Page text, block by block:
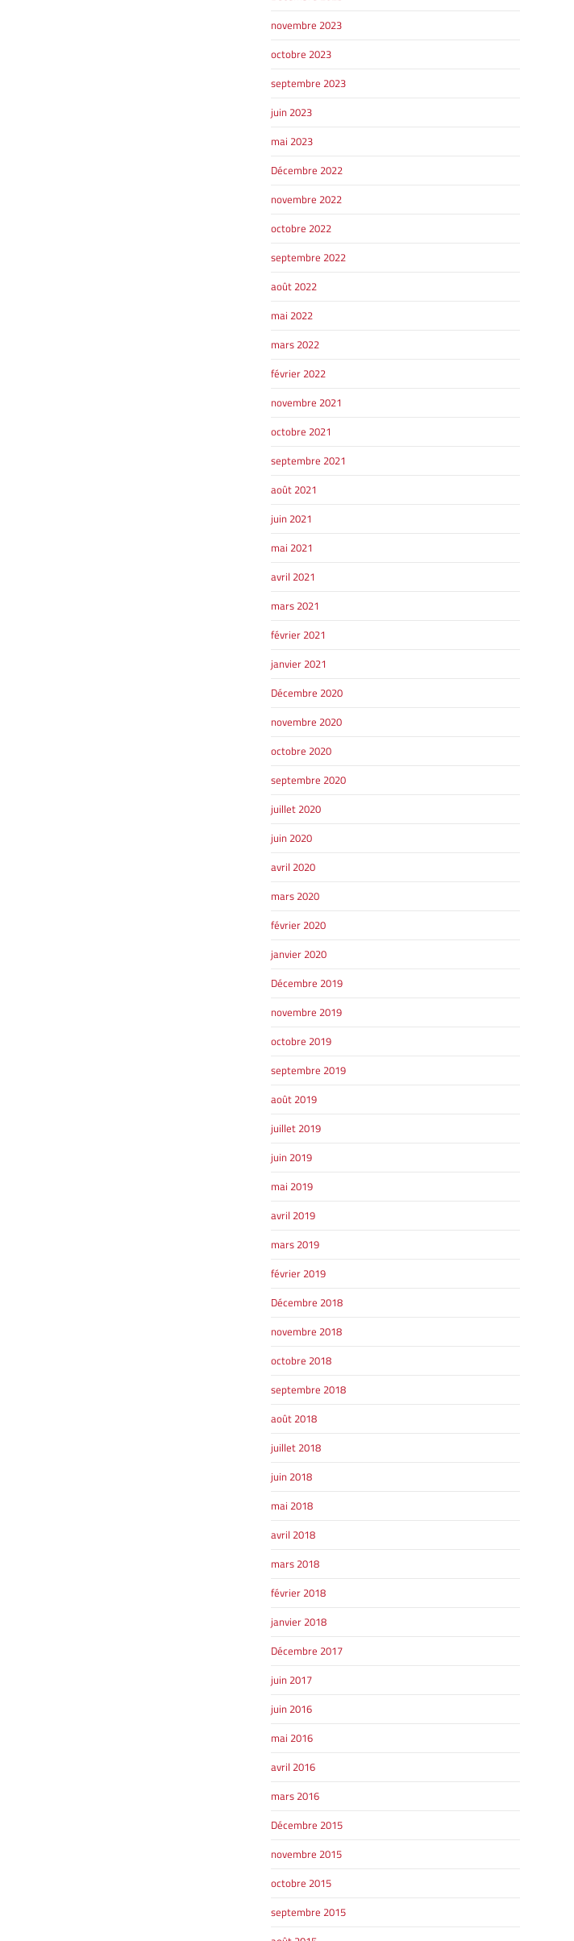
novembre 2023
octobre 2023
septembre 2023
juin 2023
mai 2023
Décembre 2022
novembre 2022
octobre 2022
septembre 2022
août 2022
mai 2022
mars 2022
février 2022
novembre 2021
octobre 2021
septembre 2021
août 2021
juin 2021
mai 2021
avril 2021
mars 2021
février 2021
janvier 2021
Décembre 2020
novembre 2020
octobre 2020
septembre 2020
juillet 2020
juin 2020
avril 2020
mars 2020
février 2020
janvier 2020
Décembre 2019
novembre 2019
octobre 2019
septembre 2019
août 2019
juillet 2019
juin 2019
mai 2019
avril 2019
mars 2019
février 2019
Décembre 2018
novembre 2018
octobre 2018
septembre 2018
août 2018
juillet 2018
juin 2018
mai 2018
avril 2018
mars 2018
février 2018
janvier 2018
Décembre 2017
juin 2017
juin 2016
mai 2016
avril 2016
mars 2016
Décembre 2015
novembre 2015
octobre 2015
septembre 2015
SHERBROOKE
GRANBY
Voir le site